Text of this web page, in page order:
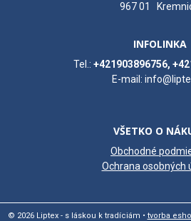
967 01
INFOLINKA
Tel.: +421903896756,
E-mail:
VŠETKO O
Obchodné
Ochrana osobných
© 2026 Liptex - s láskou k tradíciám • tvorba